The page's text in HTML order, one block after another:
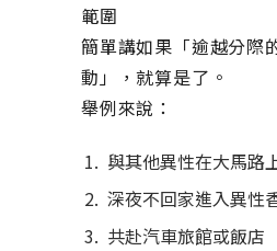
範圍
簡單講如果「逾越分際
動」，就算是了。
舉例來說：
與其他異性在大馬路
深夜不回家進入異性
共赴汽車旅館或飯店